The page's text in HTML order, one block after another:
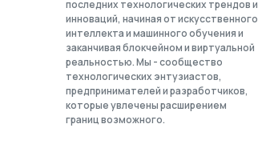
последних технологических трендов и
инноваций, начиная от искусственного
интеллекта и машинного обучения и
заканчивая блокчейном и виртуальной
реальностью. Мы - сообщество
технологических энтузиастов,
предпринимателей и разработчиков,
которые увлечены расширением
границ возможного.